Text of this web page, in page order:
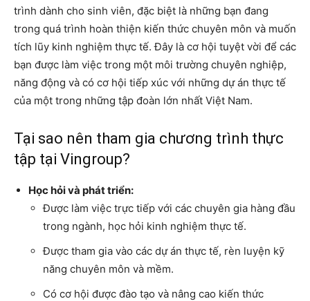
trình dành cho sinh viên, đặc biệt là những bạn đang
trong quá trình hoàn thiện kiến thức chuyên môn và muốn
tích lũy kinh nghiệm thực tế. Đây là cơ hội tuyệt vời để các
bạn được làm việc trong một môi trường chuyên nghiệp,
năng động và có cơ hội tiếp xúc với những dự án thực tế
của một trong những tập đoàn lớn nhất Việt Nam.
Tại sao nên tham gia chương trình thực
tập tại Vingroup?
Học hỏi và phát triển:
Được làm việc trực tiếp với các chuyên gia hàng đầu
trong ngành, học hỏi kinh nghiệm thực tế.
Được tham gia vào các dự án thực tế, rèn luyện kỹ
năng chuyên môn và mềm.
Có cơ hội được đào tạo và nâng cao kiến thức